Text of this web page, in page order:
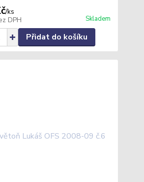
/ks
DPH Skladem
Přidat do košíku